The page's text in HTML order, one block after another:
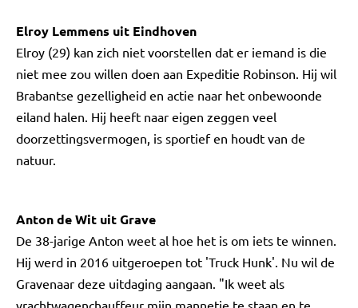
Elroy Lemmens uit Eindhoven
Elroy (29) kan zich niet voorstellen dat er iemand is die
niet mee zou willen doen aan Expeditie Robinson. Hij wil
Brabantse gezelligheid en actie naar het onbewoonde
eiland halen. Hij heeft naar eigen zeggen veel
doorzettingsvermogen, is sportief en houdt van de
natuur.
Anton de Wit uit Grave
De 38-jarige Anton weet al hoe het is om iets te winnen.
Hij werd in 2016 uitgeroepen tot 'Truck Hunk'. Nu wil de
Gravenaar deze uitdaging aangaan. "Ik weet als
vrachtwagenchauffeur mijn mannetje te staan en te